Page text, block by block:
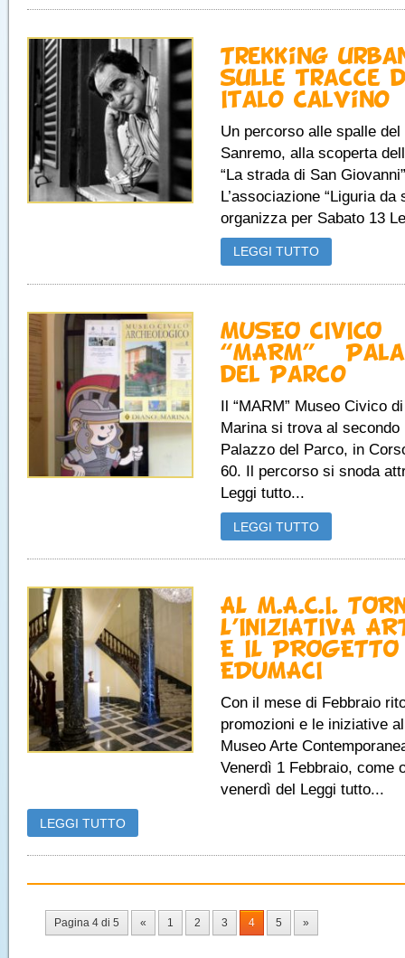
Trekking
sulle tracce
Italo Calvino
Un percorso alle spalle
Sanremo, alla scoperta
“La strada di San Giovanni”
L’associazione “Liguria da
organizza per Sabato 13
LEGGI TUTTO
MUSEO CIVICO
“MARM” –
del Parco
Il “MARM” Museo Civico
Marina si trova al secondo
Palazzo del Parco, in
60. Il percorso si snoda
Leggi tutto...
LEGGI TUTTO
AL M.A.C.I.
L’INIZIATIVA
E IL PROGETTO
EDUMACI
Con il mese di Febbraio
promozioni e le iniziative
Museo Arte
Venerdì 1 Febbraio, come
venerdì del Leggi tutto...
LEGGI TUTTO
Pagina 4 di 5 « 1 2 3 4 5 »